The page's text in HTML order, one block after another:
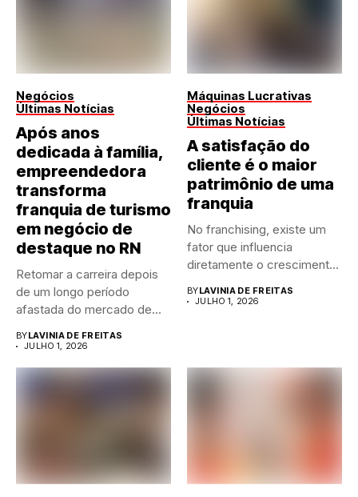
Negócios
Últimas Notícias
Após anos
dedicada à família,
empreendedora
transforma
franquia de turismo
em negócio de
destaque no RN
Retomar a carreira depois
de um longo período
afastada do mercado de...
BYLAVINIA DE FREITAS
JULHO 1, 2026
Máquinas Lucrativas
Negócios
Últimas Notícias
A satisfação do
cliente é o maior
patrimônio de uma
franquia
No franchising, existe um
fator que influencia
diretamente o crescimento
BYLAVINIA DE FREITAS
JULHO 1, 2026